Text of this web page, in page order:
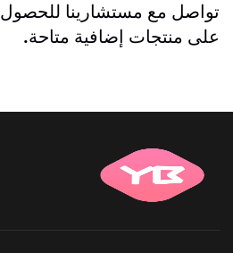
تواصل مع مستشارينا للحصول
على منتجات إضافية متاحة.